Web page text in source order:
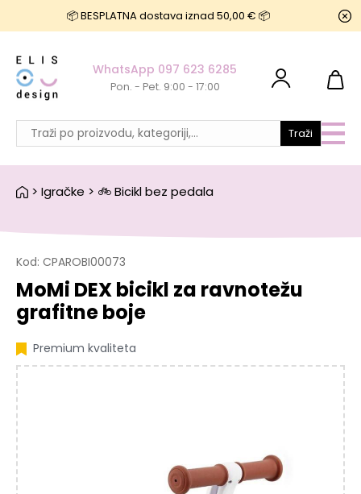
📦 BESPLATNA dostava iznad 50,00 € 📦
Traži
WhatsApp 097 623 6285
Pon. - Pet. 9:00 - 17:00
> Igračke > 🚲 Bicikl bez pedala
Kod: CPAROBI00073
MoMi DEX bicikl za ravnotežu
grafitne boje
Premium kvaliteta